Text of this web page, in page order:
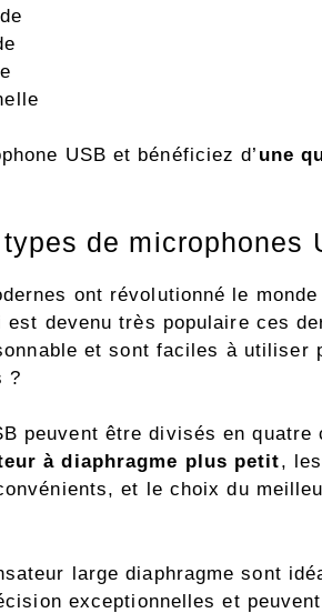
USB et bénéficiez d’ une
de microphones
ont révolutionné le
est devenu très populaire ces
et sont faciles à utiliser
?
peuvent être divisés en
à diaphragme plus petit, les
et le choix du
large diaphragme sont
exceptionnelles et